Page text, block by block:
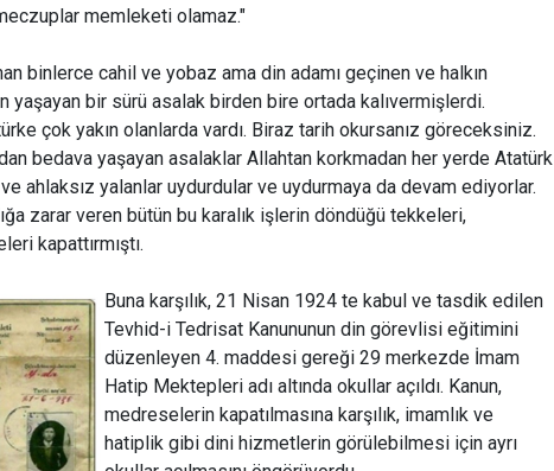
memleketi olamaz."
binlerce cahil ve yobaz ama din adamı geçinen ve halkın
yaşayan bir sürü asalak birden bire ortada kalıvermişlerdi.
çok yakın olanlarda vardı. Biraz tarih okursanız göreceksiniz.
bedava yaşayan asalaklar Allahtan korkmadan her yerde Atatürk
ahlaksız yalanlar uydurdular ve uydurmaya da devam ediyorlar.
zarar veren bütün bu karalık işlerin döndüğü tekkeleri,
kapattırmıştı.
Buna karşılık, 21 Nisan 1924 te kabul ve tasdik edilen
Tevhid-i Tedrisat Kanununun din görevlisi eğitimini
düzenleyen 4. maddesi gereği 29 merkezde İmam
Hatip Mektepleri adı altında okullar açıldı. Kanun,
medreselerin kapatılmasına karşılık, imamlık ve
hatiplik gibi dini hizmetlerin görülebilmesi için ayrı